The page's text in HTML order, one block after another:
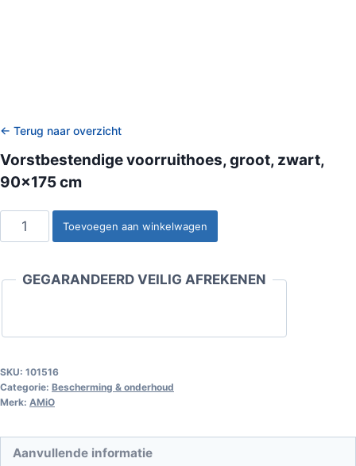
← Terug naar overzicht
Vorstbestendige voorruithoes, groot, zwart,
90×175 cm
Vorstbestendige
voorruithoes,
zwart,
Toevoegen aan winkelwagen
GEGARANDEERD VEILIG AFREKENEN
SKU: 101516
Categorie: Bescherming & onderhoud
Merk: AMiO
Aanvullende informatie